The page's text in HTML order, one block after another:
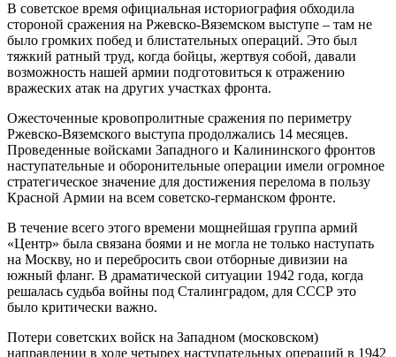
В советское время официальная историография обходила
стороной сражения на Ржевско-Вяземском выступе – там не
было громких побед и блистательных операций. Это был
тяжкий ратный труд, когда бойцы, жертвуя собой, давали
возможность нашей армии подготовиться к отражению
вражеских атак на других участках фронта.
Ожесточенные кровопролитные сражения по периметру
Ржевско-Вяземского выступа продолжались 14 месяцев.
Проведенные войсками Западного и Калининского фронтов
наступательные и оборонительные операции имели огромное
стратегическое значение для достижения перелома в пользу
Красной Армии на всем советско-германском фронте.
В течение всего этого времени мощнейшая группа армий
«Центр» была связана боями и не могла не только наступать
на Москву, но и перебросить свои отборные дивизии на
южный фланг. В драматической ситуации 1942 года, когда
решалась судьба войны под Сталинградом, для СССР это
было критически важно.
Потери советских войск на Западном (московском)
направлении в ходе четырех наступательных операций в 1942